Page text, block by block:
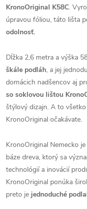
KronoOriginal K58C.
úpravou fóliou, táto lišta
odolnosť.
Dĺžka 2,6 metra a výška
škále podláh, a jej
domácich nadšencov aj
so soklovou lištou
štýlový dizajn. A to
KronoOriginal očakávate.
KronoOriginal Nemecko je
báze dreva, ktorý sa
technológií a inovácií
KronoOriginal ponúka
preto je jednoduché